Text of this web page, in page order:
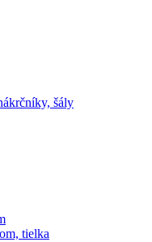
šály
tielka